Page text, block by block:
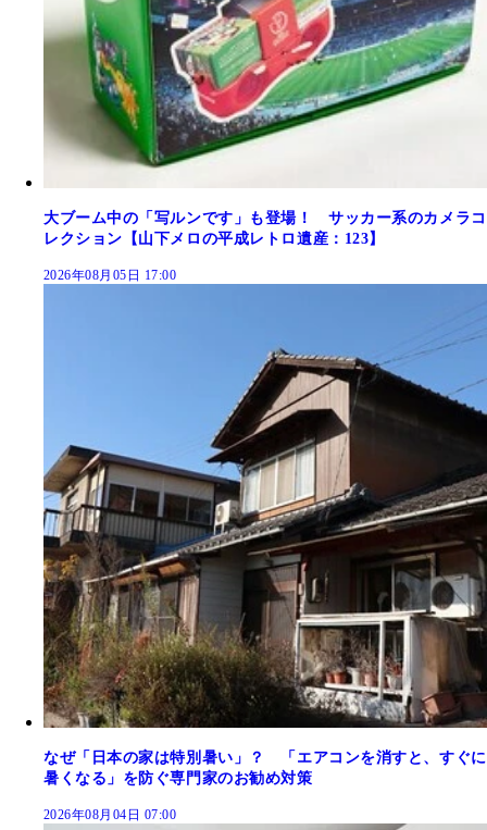
大ブーム中の「写ルンです」も登場！ サッカー系のカメラコ
レクション【山下メロの平成レトロ遺産：123】
2026年08月05日 17:00
なぜ「日本の家は特別暑い」？ 「エアコンを消すと、すぐに
暑くなる」を防ぐ専門家のお勧め対策
2026年08月04日 07:00